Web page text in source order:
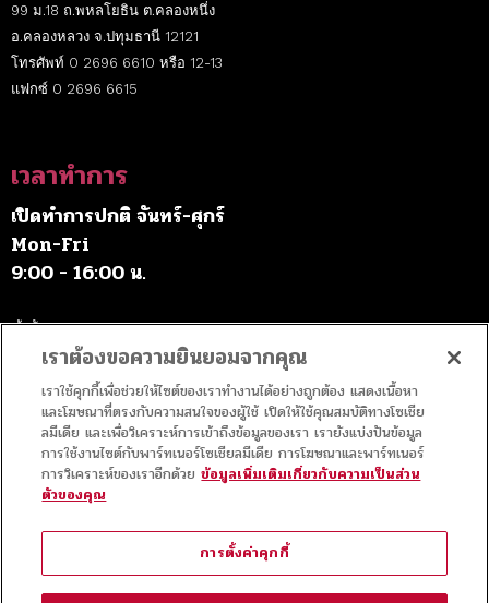
99 ม.18 ถ.พหลโยธิน ต.คลองหนึ่ง
อ.คลองหลวง จ.ปทุมธานี 12121
โทรศัพท์ 0 2696 6610 หรือ 12-13
แฟกซ์ 0 2696 6615
เวลาทำการ
เปิดทำการปกติ จันทร์-ศุกร์
Mon-Fri
9:00 - 16:00 น.
เว้นวันหยุดราชการ
ค่าบริการ
เข้าชมฟรี
สัญญาอนุญาต
เราต้องขอความยินยอมจากคุณ
เราใช้คุกกี้เพื่อช่วยให้ไซต์ของเราทำงานได้อย่างถูกต้อง แสดงเนื้อหา
และโฆษณาที่ตรงกับความสนใจของผู้ใช้ เปิดให้ใช้คุณสมบัติทางโซเชีย
ลมีเดีย และเพื่อวิเคราะห์การเข้าถึงข้อมูลของเรา เรายังแบ่งปันข้อมูล
การใช้งานไซต์กับพาร์ทเนอร์โซเชียลมีเดีย การโฆษณาและพาร์ทเนอร์
การวิเคราะห์ของเราอีกด้วย ข้อมูลเพิ่มเติมเกี่ยวกับความเป็นส่วน
ตัวของคุณ
การตั้งค่าคุกกี้